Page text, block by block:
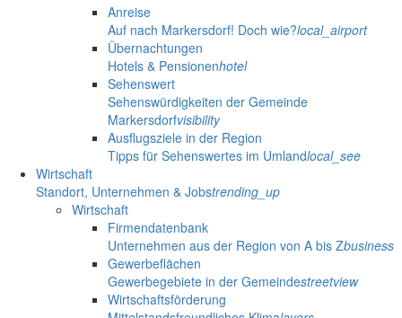
Anreise
Auf nach Markersdorf! Doch wie?local_airport
Übernachtungen
Hotels & Pensionenhotel
Sehenswert
Sehenswürdigkeiten der Gemeinde
Markersdorfvisibility
Ausflugsziele in der Region
Tipps für Sehenswertes im Umlandlocal_see
Wirtschaft
Standort, Unternehmen & Jobstrending_up
Wirtschaft
Firmendatenbank
Unternehmen aus der Region von A bis Zbusiness
Gewerbeflächen
Gewerbegebiete in der Gemeindestreetview
Wirtschaftsförderung